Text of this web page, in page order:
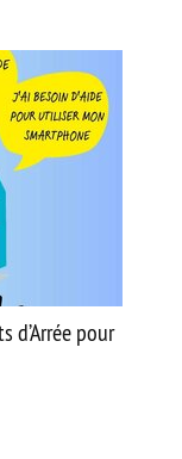
d’Arrée pour